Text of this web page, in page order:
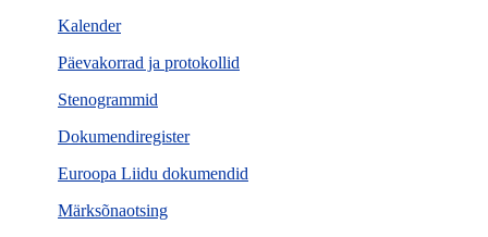
Kalender
Päevakorrad ja protokollid
Stenogrammid
Dokumendiregister
Euroopa Liidu dokumendid
Märksõnaotsing